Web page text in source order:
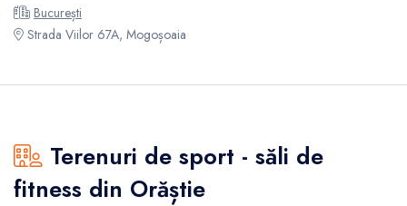
București
Strada Viilor 67A, Mogoșoaia
Terenuri de sport - săli de
fitness din Orăștie